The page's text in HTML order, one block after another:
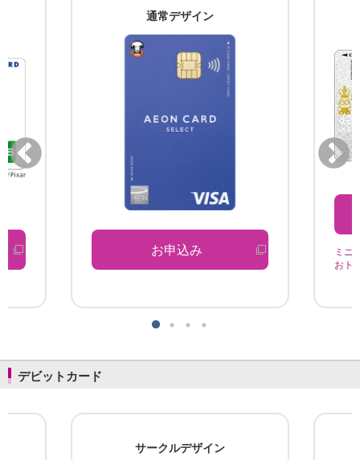
通常デザイン
お申込み
ミニ
おト
デビットカード
サークルデザイン